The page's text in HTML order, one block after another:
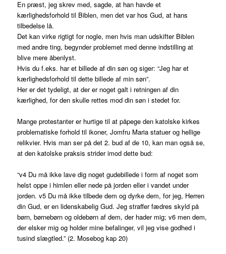
En præst, jeg skrev med, sagde, at han havde et
kærlighedsforhold til Biblen, men det var hos Gud, at hans
tilbedelse lå.
Det kan virke rigtigt for nogle, men hvis man udskifter Biblen
med andre ting, begynder problemet med denne indstilling at
blive mere åbenlyst.
Hvis du f.eks. har et billede af din søn og siger: “Jeg har et
kærlighedsforhold til dette billede af min søn”.
Her er det tydeligt, at der er noget galt i retningen af din
kærlighed, for den skulle rettes mod din søn i stedet for.
Mange protestanter er hurtige til at påpege den katolske kirkes
problematiske forhold til ikoner, Jomfru Maria statuer og hellige
relikvier. Hvis man ser på det 2. bud af de 10, kan man også se,
at den katolske praksis strider imod dette bud:
“v4 Du må ikke lave dig noget gudebillede i form af noget som
helst oppe i himlen eller nede på jorden eller i vandet under
jorden. v5 Du må ikke tilbede dem og dyrke dem, for jeg, Herren
din Gud, er en lidenskabelig Gud. Jeg straffer fædres skyld på
børn, børnebørn og oldebørn af dem, der hader mig; v6 men dem,
der elsker mig og holder mine befalinger, vil jeg vise godhed i
tusind slægtled.” (2. Mosebog kap 20)